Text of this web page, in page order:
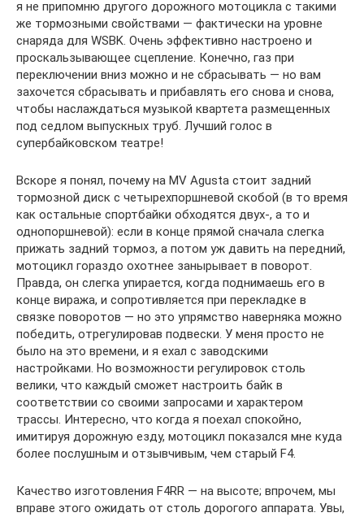
я не припомню другого дорожного мотоцикла с такими
же тормозными свойствами — фактически на уровне
снаряда для WSBK. Очень эффективно настроено и
проскальзывающее сцепление. Конечно, газ при
переключении вниз можно и не сбрасывать — но вам
захочется сбрасывать и прибавлять его снова и снова,
чтобы наслаждаться музыкой квартета размещенных
под седлом выпускных труб. Лучший голос в
супербайковском театре!
Вскоре я понял, почему на MV Agusta стоит задний
тормозной диск с четырехпоршневой скобой (в то время
как остальные спортбайки обходятся двух-, а то и
однопоршневой): если в конце прямой сначала слегка
прижать задний тормоз, а потом уж давить на передний,
мотоцикл гораздо охотнее занырывает в поворот.
Правда, он слегка упирается, когда поднимаешь его в
конце виража, и сопротивляется при перекладке в
связке поворотов — но это упрямство наверняка можно
победить, отрегулировав подвески. У меня просто не
было на это времени, и я ехал с заводскими
настройками. Но возможности регулировок столь
велики, что каждый сможет настроить байк в
соответствии со своими запросами и характером
трассы. Интересно, что когда я поехал спокойно,
имитируя дорожную езду, мотоцикл показался мне куда
более послушным и отзывчивым, чем старый F4.
Качество изготовления F4RR — на высоте; впрочем, мы
вправе этого ожидать от столь дорогого аппарата. Увы,